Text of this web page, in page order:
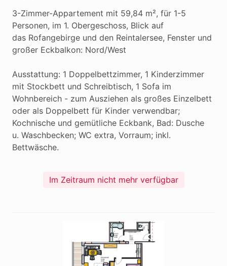
3-Zimmer-Appartement mit 59,84 m², für 1-5
Personen, im 1. Obergeschoss, Blick auf
das Rofangebirge und den Reintalersee, Fenster und
großer Eckbalkon: Nord/West
Ausstattung: 1 Doppelbettzimmer, 1 Kinderzimmer
mit Stockbett und Schreibtisch, 1 Sofa im
Wohnbereich - zum Ausziehen als großes Einzelbett
oder als Doppelbett für Kinder verwendbar;
Kochnische und gemütliche Eckbank, Bad: Dusche
u. Waschbecken; WC extra, Vorraum; inkl.
Bettwäsche.
Im Zeitraum nicht mehr verfügbar